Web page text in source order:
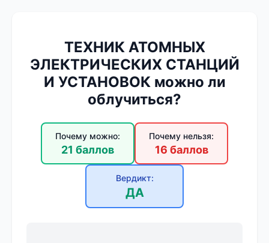
ТЕХНИК АТОМНЫХ
ЭЛЕКТРИЧЕСКИХ СТАНЦИЙ
И УСТАНОВОК можно ли
облучиться?
Почему можно:
21 баллов
Почему нельзя:
16 баллов
Вердикт:
ДА